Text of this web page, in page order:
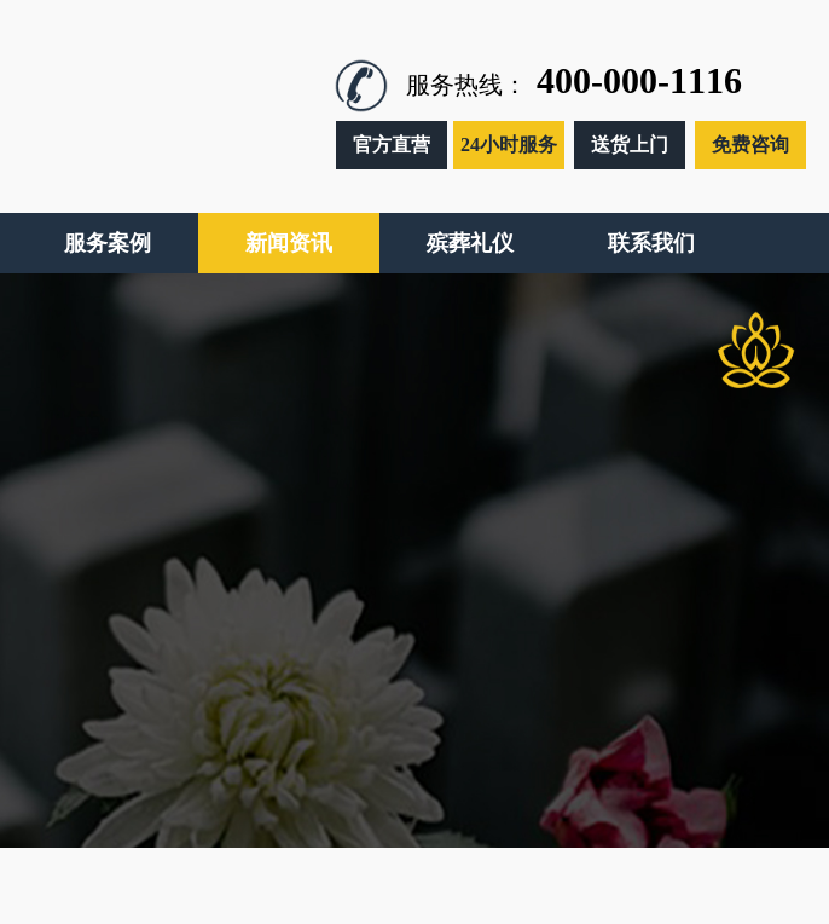
服务热线： 400-000-1116
官方直营 24小时服务 送货上门 免费咨询
服务案例 新闻资讯 殡葬礼仪 联系我们